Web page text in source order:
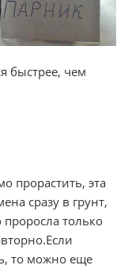
быстрее, чем
прорастить, эта
сразу в грунт,
только
то можно еще